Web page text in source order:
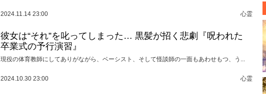
2024.11.14 23:00 心霊
彼女は“それ”を叱ってしまった… 黒髪が招く悲劇『呪われた
卒業式の予行演習』
現役の体育教師にしてありがながら、ベーシスト、そして怪談師の一面もあわせもつ、う...
2024.10.30 23:00 心霊